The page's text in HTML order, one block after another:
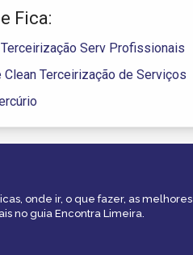
Fica:
Serv Profissionais
Clean Terceirização de Serviços
onde ir, o que fazer, as melhores
no guia Encontra Limeira.